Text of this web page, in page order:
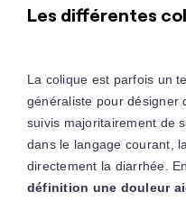
Les différentes
La colique est parfois un
généraliste pour désigner
suivis majoritairement de
dans le langage courant,
directement la diarrhée.
définition une douleur